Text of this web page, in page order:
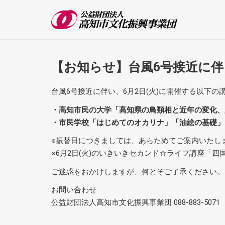
【お知らせ】台風6号接近に
台風6号接近に伴い、6月2日(火)に開催する以下の
・高知市民の大学「高知県の鳥類相と近年の変化
・市民学校「はじめてのオカリナ」「油絵の基礎」
※振替日につきましては、あらためてご案内いたし
※6月2日(火)のいきいきセカンド☆ライフ講座「四
ご迷惑をおかけしますが、何とぞご了承ください。
お問い合わせ
公益財団法人高知市文化振興事業団 088-883-5071